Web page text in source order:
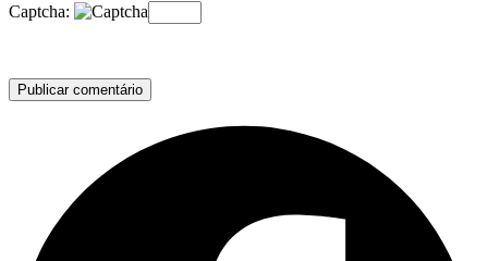
Captcha: